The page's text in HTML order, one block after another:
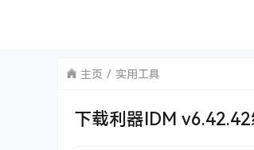
主页 实用工具
下载利器IDM